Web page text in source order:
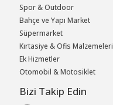
Spor & Outdoor
Bahçe ve Yapı Market
Süpermarket
Kırtasiye & Ofis Malzemeleri
Ek Hizmetler
Otomobil & Motosiklet
Bizi Takip Edin